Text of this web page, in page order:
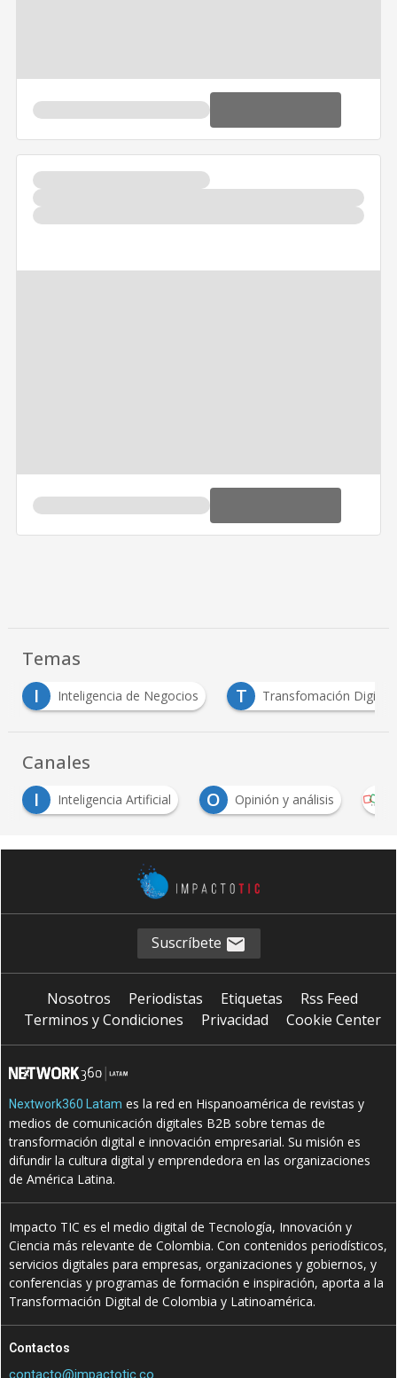
Temas
I
Inteligencia de Negocios T Transfomación Digital
Canales
Inteligencia Artificial Opinión y análisis
Suscríbete
Nosotros Periodistas Etiquetas
Rss Feed
Terminos y Condiciones
Privacidad Cookie Center
Nextwork360 Latam es la red en Hispanoamérica de revistas y
medios de comunicación digitales B2B sobre temas de
transformación digital e innovación empresarial. Su misión es
difundir la cultura digital y emprendedora en las organizaciones
de América Latina.
Impacto TIC es el medio digital de Tecnología, Innovación y
Ciencia más relevante de Colombia. Con contenidos periodísticos,
servicios digitales para empresas, organizaciones y gobiernos, y
conferencias y programas de formación e inspiración, aporta a la
Transformación Digital de Colombia y Latinoamérica.
Contactos
contacto@impactotic.co